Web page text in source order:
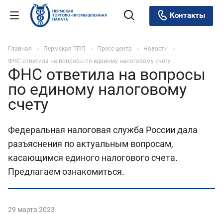
Контакты
Главная Пермская ТПП Пресс-центр
Новости
ФНС ответила на вопросы по единому налоговому счету
ФНС ответила на вопросы
по единому налоговому
счету
Федеральная налоговая служба России дала
разъяснения по актуальным вопросам,
касающимся единого налогового счета.
Предлагаем ознакомиться.
29 марта 2023